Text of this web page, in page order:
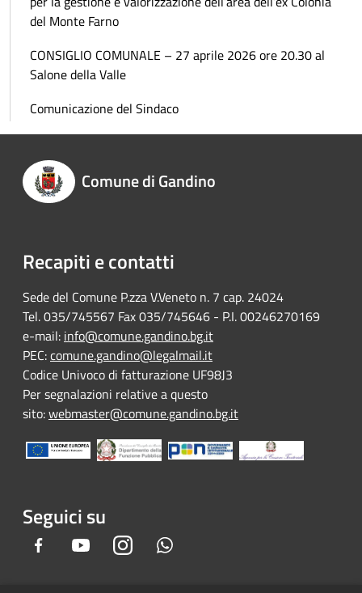
del Monte Farno
CONSIGLIO COMUNALE – 27 aprile 2026 ore 20.30 al
Salone della Valle
Comunicazione del Sindaco
Comune di Gandino
Recapiti e contatti
Sede del Comune P.zza V.Veneto n. 7 cap. 24024
Tel. 035/745567 Fax 035/745646 - P.I. 00246270169
e-mail: info@comune.gandino.bg.it
PEC:comune.gandino@legalmail.it
Codice Univoco di fatturazione UF98J3
Per segnalazioni relative a questo
sito:webmaster@comune.gandino.bg.it
Seguici su
Facebook YoutubeInstagram